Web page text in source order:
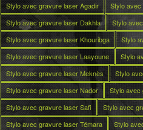
Stylo avec gravure laser Agadir
Stylo
Stylo avec gravure laser Dakhla
Stylo
Stylo avec gravure laser Khouribga
Stylo
Stylo avec gravure laser Laayoune
Stylo
Stylo avec gravure laser Meknès
Stylo
Stylo avec gravure laser Nador
Stylo avec
Stylo avec gravure laser Safi
Stylo avec
Stylo avec gravure laser Témara
Stylo